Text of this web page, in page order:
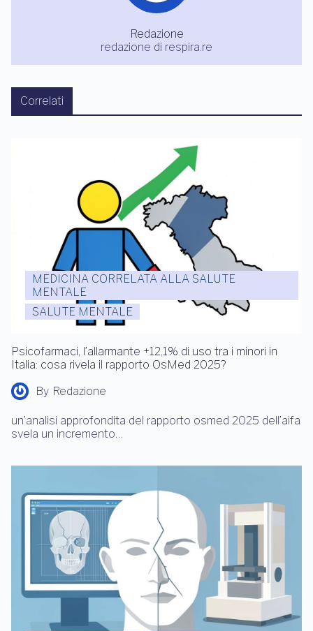
Redazione
redazione di respira.re
Correlati
MEDICINA CORRELATA ALLA SALUTE
MENTALE
SALUTE MENTALE
Psicofarmaci, l’allarmante +12,1% di uso tra i minori in
Italia: cosa rivela il rapporto OsMed 2025?
By Redazione
un’analisi approfondita del rapporto osmed 2025 dell’aifa
svela un incremento…